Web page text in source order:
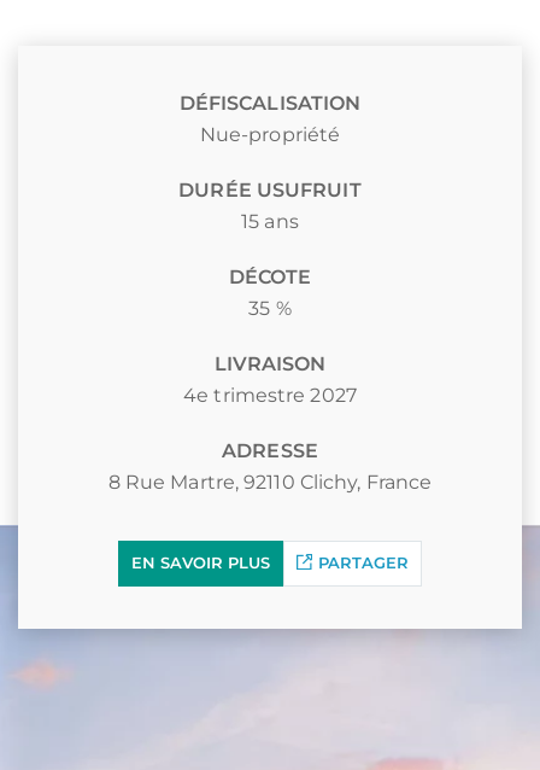
DÉFISCALISATION
Nue-propriété
DURÉE USUFRUIT
15 ans
DÉCOTE
35 %
LIVRAISON
4e trimestre 2027
ADRESSE
8 Rue Martre, 92110 Clichy, France
EN SAVOIR PLUS PARTAGER